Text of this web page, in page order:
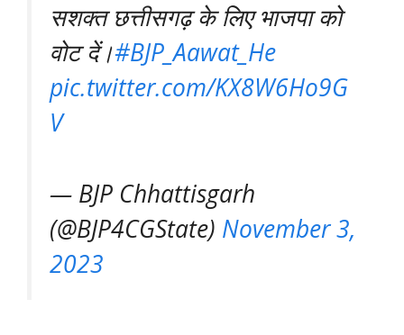
सशक्त छत्तीसगढ़ के लिए भाजपा को
वोट दें।#BJP_Aawat_He
pic.twitter.com/KX8W6Ho9G
V
— BJP Chhattisgarh
(@BJP4CGState) November 3,
2023